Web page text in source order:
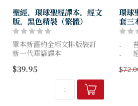
聖經．環球聖經譯本．經文
版．黑色精裝（繁體）
單本新舊約全經文排版裝訂
新一代華語譯本
致、文采"這五個層面上更妥
善考慮的譯本！
$39.95
環球
套三
．
．
． 以